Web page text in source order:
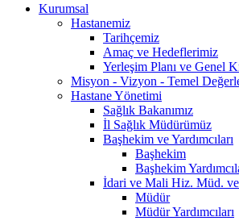
Kurumsal
Hastanemiz
Tarihçemiz
Amaç ve Hedeflerimiz
Yerleşim Planı ve Genel
Misyon - Vizyon - Temel
Hastane Yönetimi
Sağlık Bakanımız
İl Sağlık Müdürümüz
Başhekim ve Yardımcıları
Başhekim
Başhekim
İdari ve Mali Hiz. Müd.
Müdür
Müdür Yardımcıları